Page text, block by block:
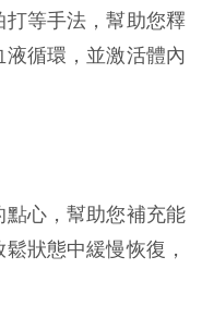
等手法，幫助您釋
循環，並激活體內
心，幫助您補充能
狀態中緩慢恢復，